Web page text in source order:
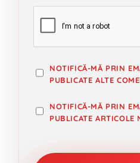
NOTIFICĂ-MĂ PRIN
PUBLICATE ALTE
NOTIFICĂ-MĂ PRIN
PUBLICATE ARTICOLE